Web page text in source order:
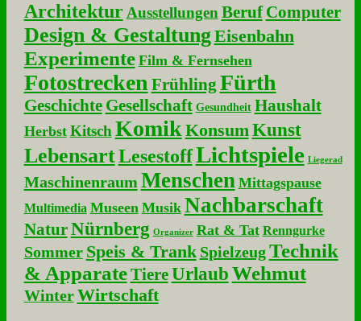
Architektur Ausstellungen Beruf Computer
Design & GestaltungEisenbahn
Experimente Film & Fernsehen
Fotostrecken Frühling Fürth
Geschichte Gesellschaft Gesundheit Haushalt
Herbst Kitsch KomikKonsumKunst
LebensartLesestoffLichtspiele Liegerad
Maschinenraum Menschen Mittagspause
Multimedia Museen Musik Nachbarschaft
NaturNürnberg Organizer Rat & Tat Renngurke
Sommer Speis & Trank Spielzeug Technik
& Apparate Tiere UrlaubWehmut
Winter Wirtschaft